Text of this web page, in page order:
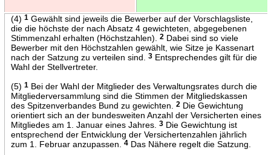
(4) 1Gewählt sind jeweils die Bewerber auf der Vorschlagsliste,
die die höchste der nach Absatz 4 gewichteten, abgegebenen
Stimmenzahl erhalten (Höchstzahlen).
2Dabei sind so viele
Bewerber mit den Höchstzahlen gewählt, wie Sitze je Kassenart
nach der Satzung zu verteilen sind.
3Entsprechendes gilt für die
Wahl der Stellvertreter.
(5) 1Bei der Wahl der Mitglieder des Verwaltungsrates durch die
Mitgliederversammlung sind die Stimmen der Mitgliedskassen
des Spitzenverbandes Bund zu gewichten.
2Die Gewichtung
orientiert sich an der bundesweiten Anzahl der Versicherten eines
Mitgliedes am 1. Januar eines Jahres.
3Die Gewichtung ist
entsprechend der Entwicklung der Versichertenzahlen jährlich
zum 1. Februar anzupassen.
4Das Nähere regelt die Satzung.